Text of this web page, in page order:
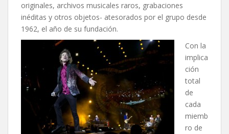
originales, archivos musicales raros, grabaciones
inéditas y otros objetos- atesorados por el grupo desde
1962, el año de su fundación.
Con la
implica
ción
total
de
cada
miemb
ro de